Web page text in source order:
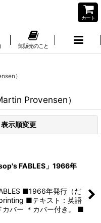
カート
卸販売のこと
）
Provensen）
表示順変更
FABLES」1966年
■1966年発行（だ
■テキスト：英語
バー ＊カバー付き。 ■